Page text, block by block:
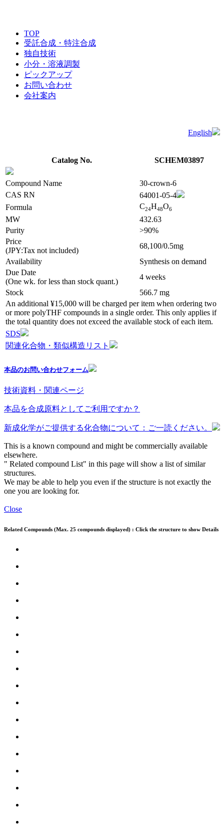
TOP
受託合成・特注合成
独自技術
小分・溶液調製
ピックアップ
お問い合わせ
会社案内
English
Catalog No. SCHEM03897
Compound Name
30-crown-6
CAS RN
64001-05-4
Formula
C24H48O6
MW
432.63
Purity
>90%
Price
(JPY:Tax not included)
68,100/0.5mg
Availability
Synthesis on demand
Due Date
(One wk. for less than stock quant.)
4 weeks
Stock
566.7 mg
An additional ¥15,000 will be charged per item when ordering two
or more polyTHF compounds in a single order. This only applies if
the total quantity does not exceed the available stock of each item.
SDS
関連化合物・類似構造リスト
本品のお問い合わせフォーム
技術資料・関連ページ
本品を合成原料としてご利用ですか？
新成化学がご提供する化合物について：ご一読ください。
This is a known compound and might be commercially available
elsewhere.
" Related compound List" in this page will show a list of similar
structures.
We may be able to help you even if the structure is not exactly the
one you are looking for.
Close
Related Compounds (Max. 25 compounds displayed) : Click the structure to show Details